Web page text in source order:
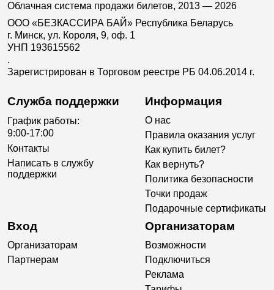
Облачная система продажи билетов, 2013 — 2026
ООО «БЕЗКАССИРА БАЙ» Республика Беларусь
г. Минск, ул. Короля, 9, оф. 1
УНП 193615562
.
Зарегистрирован в Торговом реестре РБ 04.06.2014 г.
Служба поддержки
График работы:
9:00-17:00
Контакты
Написать в службу
поддержки
Информация
О нас
Правила оказания услуг
Как купить билет?
Как вернуть?
Политика безопасности
Точки продаж
Подарочные сертификаты
Вход
Организаторам
Партнерам
Организаторам
Возможности
Подключиться
Реклама